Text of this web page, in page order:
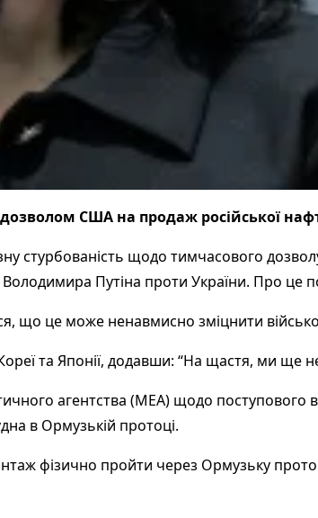
США на продаж російської
стурбованість щодо тимчасового
Путіна проти України. Про це
це може ненавмисно зміцнити
та Японії, додавши: “На щастя, ми ще
агентства (МЕА) щодо поступового
в Ормузькій протоці.
фізично пройти через Ормузьку